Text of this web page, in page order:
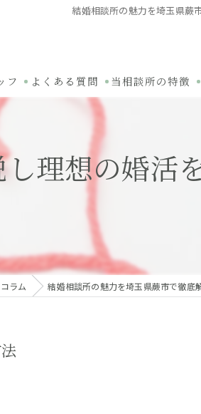
結婚相談所の魅力を埼玉県蕨
フ よくある質問 当相談所の特徴
30代
無料相談
理想の婚活
コラム 結婚相談所の魅力を埼玉県蕨市で徹底